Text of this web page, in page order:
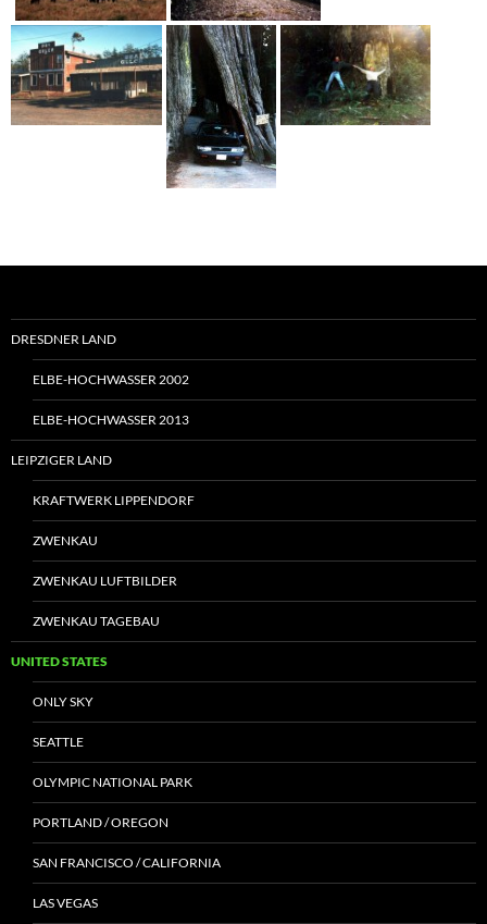
DRESDNER LAND
ELBE-HOCHWASSER 2002
ELBE-HOCHWASSER 2013
LEIPZIGER LAND
KRAFTWERK LIPPENDORF
ZWENKAU
ZWENKAU LUFTBILDER
ZWENKAU TAGEBAU
UNITED STATES
ONLY SKY
SEATTLE
OLYMPIC NATIONAL PARK
PORTLAND / OREGON
SAN FRANCISCO / CALIFORNIA
LAS VEGAS